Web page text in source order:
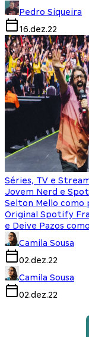
Pedro Siqueira
16.dez.22
Séries, TV e
Jovem Nerd e
Selton Mello como
Original Spotify
e Deive Pazos
Camila Sousa
02.dez.22
Camila Sousa
02.dez.22